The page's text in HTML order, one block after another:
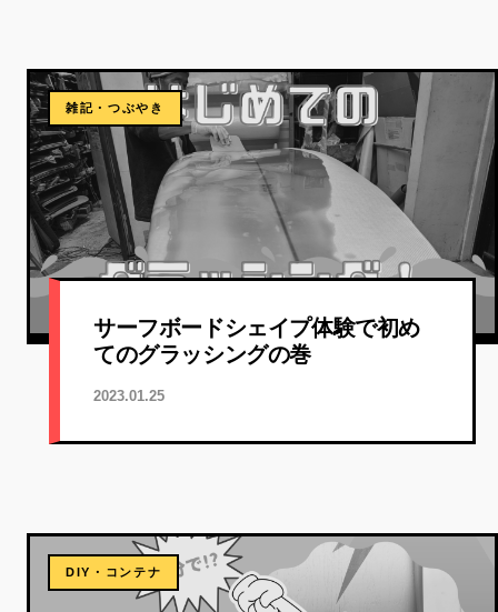
雑記・つぶやき
サーフボードシェイプ体験で初め
てのグラッシングの巻
2023.01.25
DIY・コンテナ